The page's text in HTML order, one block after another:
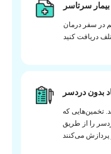
سرتاسر
در سفر درمان
بدون دردسر
تخمین‌هایی که
را از طریق